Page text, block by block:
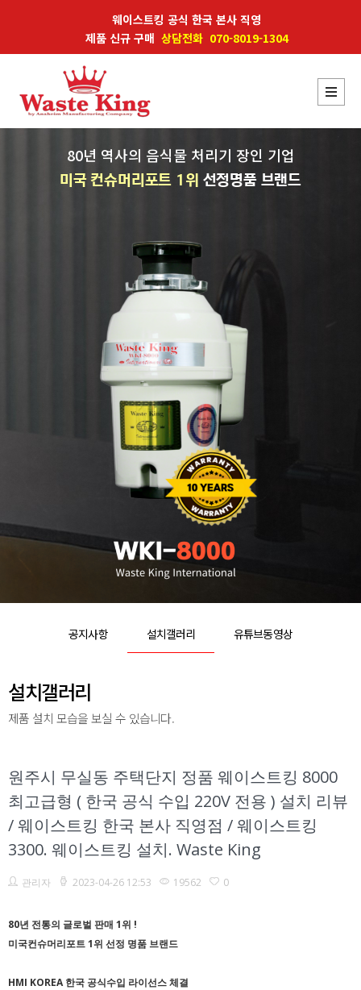
웨이스트킹 공식 한국 본사 직영
제품 신규 구매 상담전화 070-8019-1304
80년 역사의 음식물 처리기 장인 기업
미국 컨슈머리포트 1위 선정명품 브랜드
공지사항 설치갤러리 유튜브동영상
설치갤러리
제품 설치 모습을 보실 수 있습니다.
원주시 무실동 주택단지 정품 웨이스트킹 8000
최고급형 ( 한국 공식 수입 220V 전용 ) 설치 리뷰
/ 웨이스트킹 한국 본사 직영점 / 웨이스트킹
3300. 웨이스트킹 설치. Waste King
관리자 2023-04-26 12:53 19562 0
80년 전통의 글로벌 판매 1위 !
미국컨슈머리포트 1위 선정 명품 브랜드
HMI KOREA 한국 공식수입 라이선스 체결